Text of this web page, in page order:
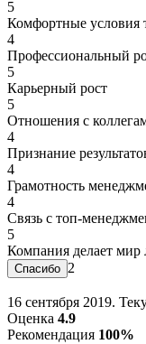
5
Комфортные условия
4
Профессиональный
5
Карьерный рост
5
Отношения с
4
Признание
4
Грамотность
4
Связь с топ-
5
Компания делает мир
2
16 сентября 2019.
Оценка 4.9
Рекомендация 100%